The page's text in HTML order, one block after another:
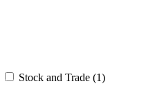
Stock and Trade (1)